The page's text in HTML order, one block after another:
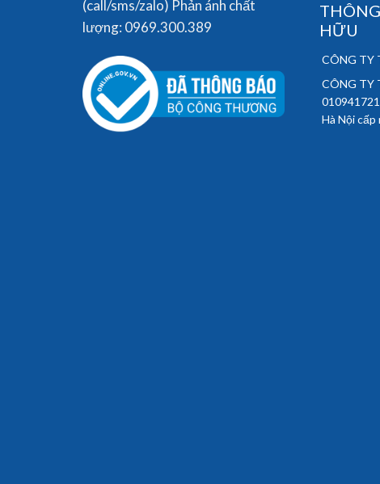
(call/sms/zalo) Phản ánh chất
lượng: 0969.300.389
HỮU
CÔNG TY
CÔNG TY
Hà Nội